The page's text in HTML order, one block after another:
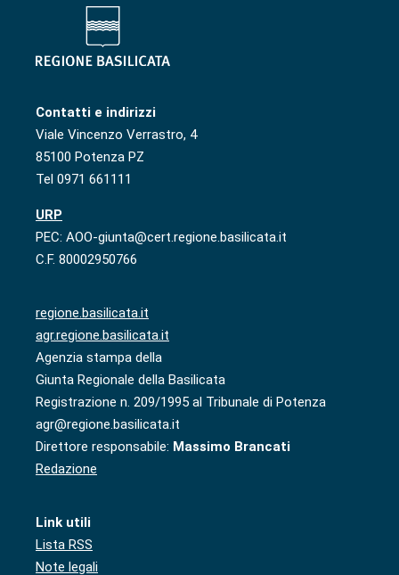
Contatti e indirizzi
Viale Vincenzo Verrastro, 4
85100 Potenza PZ
Tel 0971 661111
URP
PEC: AOO-giunta@cert.regione.basilicata.it
C.F. 80002950766
regione.basilicata.it
agr.regione.basilicata.it
Agenzia stampa della
Giunta Regionale della Basilicata
Registrazione n. 209/1995 al Tribunale di Potenza
agr@regione.basilicata.it
Direttore responsabile: Massimo Brancati
Redazione
Link utili
Lista RSS
Note legali